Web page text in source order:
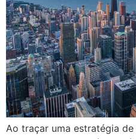
Ao traçar uma estratégia